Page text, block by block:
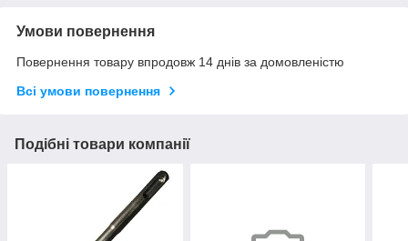
Умови повернення
Повернення товару впродовж 14 днів за домовленістю
Всі умови повернення
Подібні товари компанії